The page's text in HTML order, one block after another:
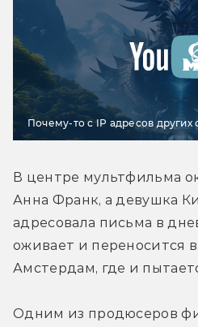
Почему-то с IP адресов других
В центре мультфильма
Анна Франк, а девушка
адресовала письма в
оживает и переносится
Амстердам, где и
Одним из продюсеров